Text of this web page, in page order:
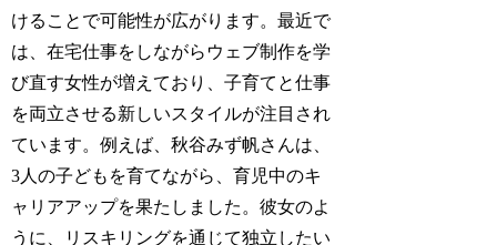
けることで可能性が広がります。最近で
は、在宅仕事をしながらウェブ制作を学
び直す女性が増えており、子育てと仕事
を両立させる新しいスタイルが注目され
ています。例えば、秋谷みず帆さんは、
3人の子どもを育てながら、育児中のキ
ャリアアップを果たしました。彼女のよ
うに、リスキリングを通じて独立したい